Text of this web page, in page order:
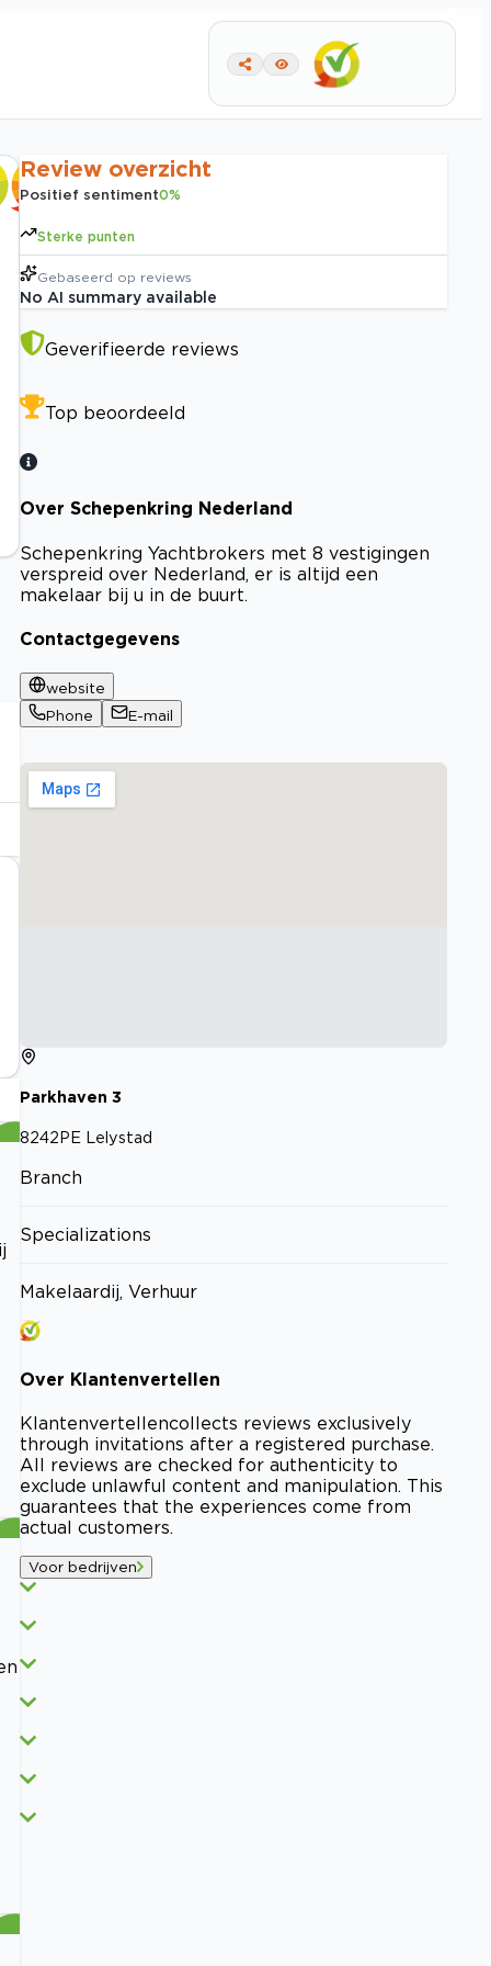
Review overzicht
Positief sentiment0%
Sterke punten
Gebaseerd op reviews
No AI summary available
Geverifieerde reviews
Top beoordeeld
Over Schepenkring Nederland
Schepenkring Yachtbrokers met 8 vestigingen
verspreid over Nederland, er is altijd een
makelaar bij u in de buurt.
Contactgegevens
website
Phone
E-mail
Parkhaven 3
8242PE Lelystad
Branch
Specializations
Makelaardij, Verhuur
Over Klantenvertellen
Klantenvertellencollects reviews exclusively
through invitations after a registered purchase.
All reviews are checked for authenticity to
exclude unlawful content and manipulation. This
guarantees that the experiences come from
actual customers.
Voor bedrijven